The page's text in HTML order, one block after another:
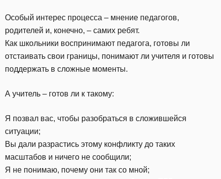
Особый интерес процесса – мнение педагогов,
родителей и, конечно, – самих ребят.
Как школьники воспринимают педагога, готовы ли
отстаивать свои границы, понимают ли учителя и готовы
поддержать в сложные моменты.
А учитель – готов ли к такому:
Я позвал вас, чтобы разобраться в сложившейся
ситуации;
Вы дали разрастись этому конфликту до таких
масштабов и ничего не сообщили;
Я не понимаю, почему они так со мной;